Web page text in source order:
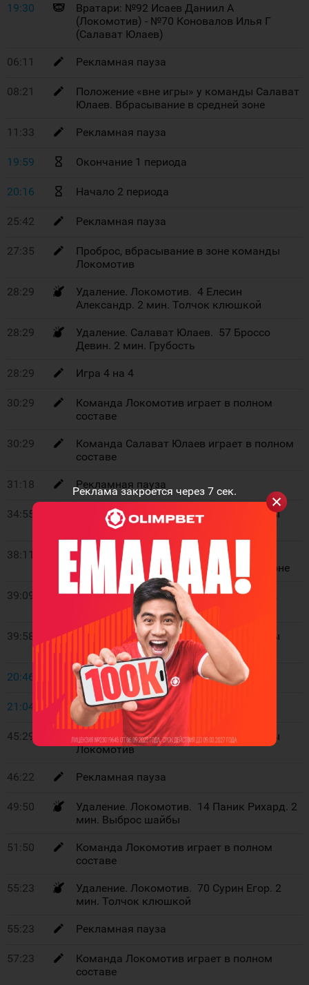
Реклама закроется через 7 сек.
19:30
Вратари: №92 Исаев Даниил А
(Локомотив) - №70 Коновалов Илья Г
(Салават Юлаев)
06:11 Рекламная пауза
08:21
Положение «вне игры» у команды Салават
Юлаев. Вбрасывание в средней зоне
11:33 Рекламная пауза
19:59 Окончание 1 периода
20:16 Начало 2 периода
25:42 Рекламная пауза
27:35
Проброс, вбрасывание в зоне команды
Локомотив
28:29
Удаление. Локомотив. 4 Елесин
Александр. 2 мин. Толчок клюшкой
28:29
Удаление. Салават Юлаев. 57 Броссо
Девин. 2 мин. Грубость
28:29 Игра 4 на 4
30:29
Команда Локомотив играет в полном
составе
30:29
Команда Салават Юлаев играет в полном
составе
31:18 Рекламная пауза
34:55
Проброс, вбрасывание в зоне команды
Локомотив
38:11
Положение «вне игры» у команды
Локомотив. Вбрасывание в средней зоне
39:09 1:0- Фрэз Байрон (Радулов Александр,
Елесин Александр). В равенстве
39:58
Проброс, вбрасывание в зоне команды
Локомотив
20:46 Окончание 2 периода
21:04 Начало 3 периода
45:29
Проброс, вбрасывание в зоне команды
Локомотив
46:22 Рекламная пауза
49:50
Удаление. Локомотив. 14 Паник Рихард. 2
мин. Выброс шайбы
51:50
Команда Локомотив играет в полном
составе
55:23
Удаление. Локомотив. 70 Сурин Егор. 2
мин. Толчок клюшкой
55:23 Рекламная пауза
57:23
Команда Локомотив играет в полном
составе